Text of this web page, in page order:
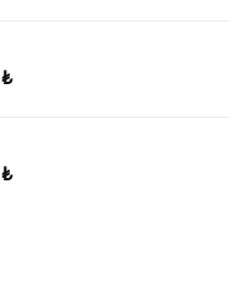
₺Fiyat
4.270,00 ₺
₺Fiyat